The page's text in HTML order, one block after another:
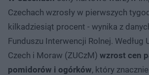
Czechach wzrosły w pierwszych
kilkadziesiąt procent - wynika z
Funduszu Interwencji Rolnej. Według
Czech i Moraw (ZUCzM) wzrost cen
pomidorów i ogórków, który